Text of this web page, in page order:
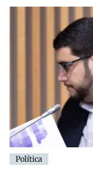
Política